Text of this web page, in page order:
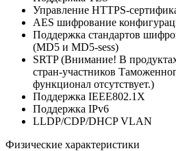
Управление HTTPS-
AES шифрование
Поддержка стандартов
(MD5 и MD5-sess)
SRTP (Внимание! В
стран-участников
функционал отсутствует.)
Поддержка IEEE802.1X
Поддержка IPv6
LLDP/CDP/DHCP VLAN
Физические характеристики